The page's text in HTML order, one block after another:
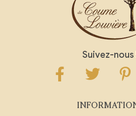
Suivez-nous